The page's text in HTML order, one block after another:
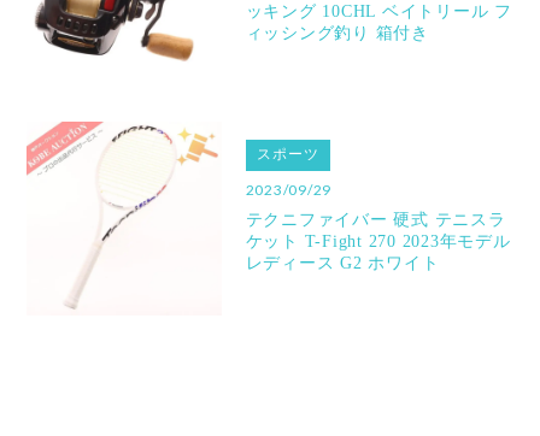
ッキング 10CHL ベイトリール フ
ィッシング釣り 箱付き
スポーツ
2023/09/29
テクニファイバー 硬式 テニスラ
ケット T-Fight 270 2023年モデル
レディース G2 ホワイト